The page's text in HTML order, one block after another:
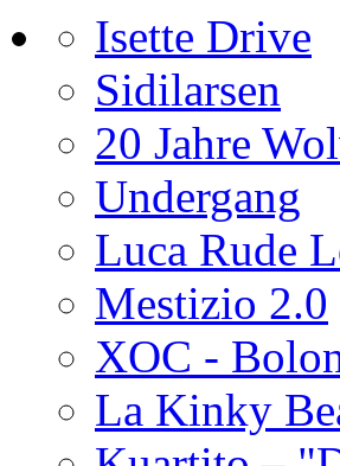
Isette Drive
Sidilarsen
20 Jahre
Undergang
Luca Rude
Mestizio 2.0
XOC -
La Kinky